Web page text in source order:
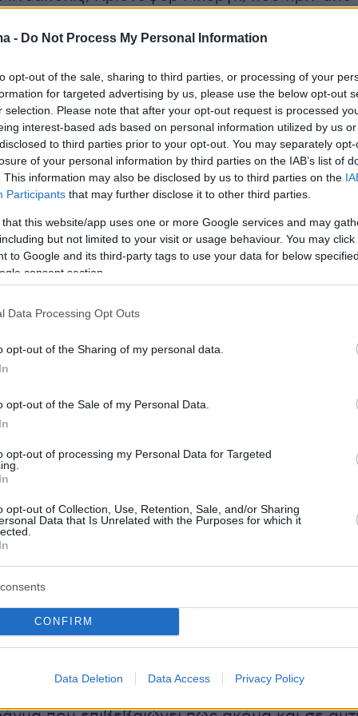
- Do Not Process My Personal Information
opt-out of the sale, sharing to third parties, or processing of your
for targeted advertising by us, please use the below opt-out
selection. Please note that after your opt-out request is processed
interest-based ads based on personal information utilized by us
to third parties prior to your opt-out. You may separately
of your personal information by third parties on the IAB’s list of
This information may also be disclosed by us to third parties on the
Participants that may further disclose it to other third parties.
that this website/app uses one or more Google services and may
but not limited to your visit or usage behaviour. You may
to Google and its third-party tags to use your data for below
consent section.
Data Processing Opt Outs
opt-out of the Sharing of my personal data.
opt-out of the Sale of my Personal Data.
opt-out of processing my Personal Data for Targeted
opt-out of Collection, Use, Retention, Sale, and/or Sharing
Data that Is Unrelated with the Purposes for which it
CONFIRM
Data Deletion Data Access Privacy Policy
που δολοφόνησαν τον Τζορτζ Φλόιντ,
από το χρώμα της επιδερμίδας. Το
Good Black is the Dead Black (Καλός
, μέσα στις καλύτερες ερμηνεύτριες
και με ένα Οσκαρ στην προσωπική της
ως εξής: «Τι κι αν έχω μια καριέρα η
με αυτήν τηςΜέριλ Στριπ, τηςΣιγκούρνι
Μουρ; Και πάλι δεν είμαι πουθενά
καν κοντά τους. Ούτε σε ό,τι έχει να κάνει
πλησιάζω καν σε όλα αυτά. Κάθε φορά
και να αποδεικνύω ξανά και ξανά την αξία
στον κόπο να κατεβάσετε από το
«Becoming»
πανεπιστημίων, του Γέιλ και του Χάρβαρντ,
δεκαπλάσια προσπάθεια από όλους
Ετσι κατάφερε, με το σπαθί της, να
τον ίδιο ανώτερο βαθμό στη διδακτορική της
να εξασφαλίσει πρώτης τάξεως θέση σε μία
νομικές φόρμες των ΗΠΑ.